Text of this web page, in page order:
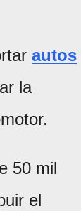
autos
la
50 mil
el